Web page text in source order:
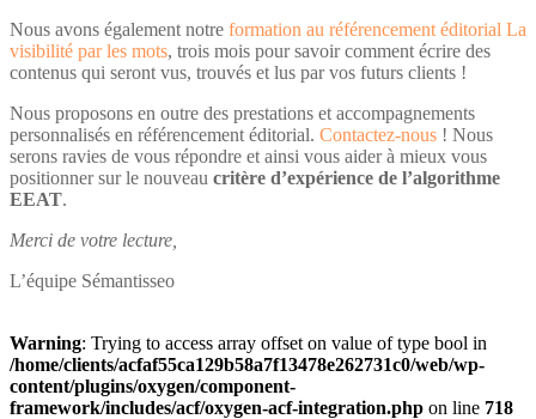
Nous avons également notre formation au référencement éditorial La
visibilité par les mots, trois mois pour savoir comment écrire des
contenus qui seront vus, trouvés et lus par vos futurs clients !
Nous proposons en outre des prestations et accompagnements
personnalisés en référencement éditorial. Contactez-nous ! Nous
serons ravies de vous répondre et ainsi vous aider à mieux vous
positionner sur le nouveau critère d’expérience de l’algorithme
EEAT.
Merci de votre lecture,
L’équipe Sémantisseo
Warning: Trying to access array offset on value of type bool in
/home/clients/acfaf55ca129b58a7f13478e262731c0/web/wp-
content/plugins/oxygen/component-
framework/includes/acf/oxygen-acf-integration.php on line 718